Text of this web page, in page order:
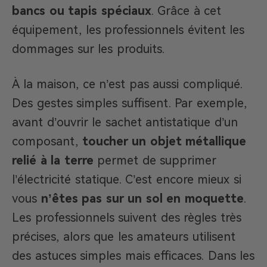
bancs ou tapis spéciaux. Grâce à cet
équipement, les professionnels évitent les
dommages sur les produits.
À la maison, ce n’est pas aussi compliqué.
Des gestes simples suffisent. Par exemple,
avant d’ouvrir le sachet antistatique d’un
composant, toucher un objet métallique
relié à la terre permet de supprimer
l’électricité statique. C’est encore mieux si
vous n’êtes pas sur un sol en moquette.
Les professionnels suivent des règles très
précises, alors que les amateurs utilisent
des astuces simples mais efficaces. Dans les